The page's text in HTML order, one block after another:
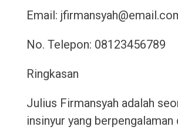
Email:
No. Telepon: 08123456789
Ringkasan
Julius Firmansyah adalah
insinyur yang berpengalaman